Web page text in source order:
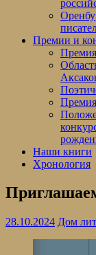
Премии и
Наши книги
Хронология
28.10.2024 Дом